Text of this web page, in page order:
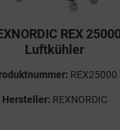
REX
Luftkühler
REX25000
Hersteller: REXNORDIC